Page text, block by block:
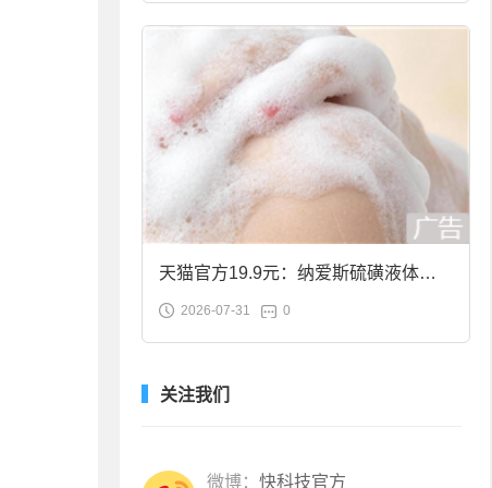
天猫官方19.9元：纳爱斯硫磺液体香
皂2斤大促
2026-07-31 0
关注我们
微博： 快科技官方